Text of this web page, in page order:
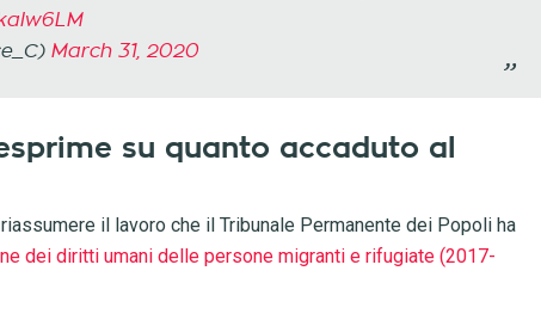
March 31, 2020
su quanto accaduto al
il lavoro che il Tribunale Permanente dei Popoli ha
dei diritti umani delle persone migranti e rifugiate (2017-